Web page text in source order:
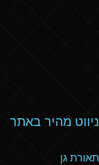
ניווט מהיר באתר
תאורת גן